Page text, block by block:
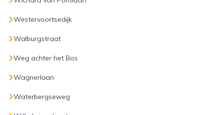
Westervoortsedijk
Walburgstraat
Weg achter het Bos
Wagnerlaan
Waterbergseweg